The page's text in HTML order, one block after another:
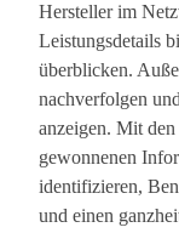
Hersteller im
Leistungsdetails
überblicken.
nachverfolgen
anzeigen. Mit
gewonnenen
identifizieren,
und einen